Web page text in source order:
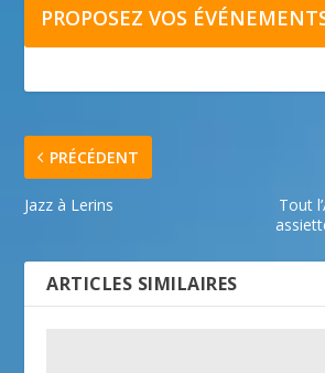
PROPOSEZ VOS
PRÉCÉDENT
Jazz à Lerins
Tout
ARTICLES SIMILAIRES